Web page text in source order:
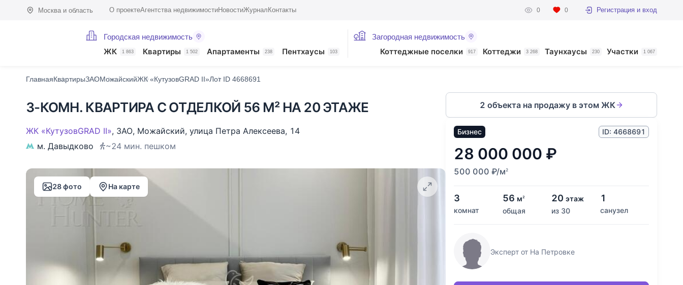
Москва и область О проектеАгентства недвижимостиНовостиЖурнал Контакты 0 0 Регистрация и вход
Городская недвижимость
ЖК 1 863 Квартиры 1 502 Апартаменты 238 Пентхаусы 103
Загородная недвижимость
Коттеджные поселки 917 Коттеджи 3 268 Таунхаусы 230 Участки 1 067
ГлавнаяКвартирыЗАОМожайскийЖК «КутузовGRAD II»Лот ID 4668691
3-КОМН. КВАРТИРА С ОТДЕЛКОЙ 56 М² НА 20 ЭТАЖЕ
ЖК «КутузовGRAD II», ЗАО, Можайский, улица Петра Алексеева, 14
м. Давыдково
~24 мин. пешком
28 фото На карте
2 объекта на продажу в этом ЖК
Бизнес ID: 4668691
28 000 000 ₽
500 000 ₽/м2
3
комнат
56 м2
общая
20 этаж
из 30
1
санузел
Эксперт от На Петровке
ХарактеристикиОписаниеО домеНа карте